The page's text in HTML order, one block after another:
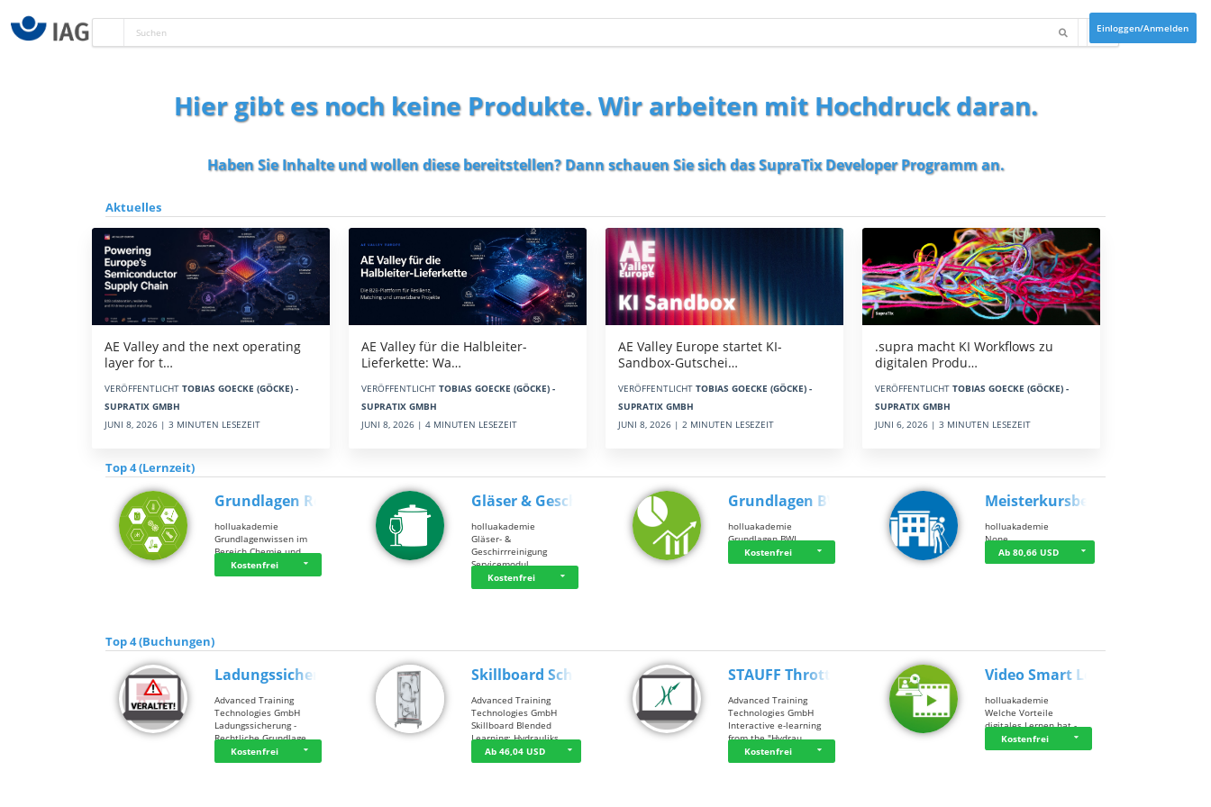
Einloggen/Anmelden
Hier gibt es noch keine Produkte. Wir arbeiten mit Hochdruck daran.
Haben Sie Inhalte und wollen diese bereitstellen? Dann schauen Sie sich dasSupraTix Developer Programman.
Aktuelles
AE Valley and the next operating
layer for t…
VERÖFFENTLICHT TOBIAS GOECKE (GÖCKE) -
SUPRATIX GMBH
JUNI 8, 2026 | 3 MINUTEN LESEZEIT
AE Valley für die Halbleiter-
Lieferkette: Wa…
VERÖFFENTLICHT TOBIAS GOECKE (GÖCKE) -
SUPRATIX GMBH
JUNI 8, 2026 | 4 MINUTEN LESEZEIT
AE Valley Europe startet KI-
Sandbox-Gutschei…
VERÖFFENTLICHT TOBIAS GOECKE (GÖCKE) -
SUPRATIX GMBH
JUNI 8, 2026 | 2 MINUTEN LESEZEIT
.supra macht KI Workflows zu
digitalen Produ…
VERÖFFENTLICHT TOBIAS GOECKE (GÖCKE) -
SUPRATIX GMBH
JUNI 6, 2026 | 3 MINUTEN LESEZEIT
Top 4 (Lernzeit)
Grundlagen Rein…
holluakademie
Grundlagenwissen im
Bereich Chemie und …
Kostenfrei
Gläser & Geschi…
holluakademie
Gläser- &
Geschirrreinigung
Servicemodul
Kostenfrei
Grundlagen BWL
holluakademie
Grundlagen BWL
Kostenfrei
Meisterkursbegl…
holluakademie
None
Ab 80,66 USD
Top 4 (Buchungen)
Ladungssicherung
Advanced Training
Technologies GmbH
Ladungssicherung -
Rechtliche Grundlage…
Kostenfrei
Skillboard Schl…
Advanced Training
Technologies GmbH
Skillboard Blended
Learning: Hydrauliks…
Ab 46,04 USD
STAUFF Throttle…
Advanced Training
Technologies GmbH
Interactive e-learning
from the "Hydrau…
Kostenfrei
Video Smart Lea…
holluakademie
Welche Vorteile
digitales Lernen hat - …
Kostenfrei